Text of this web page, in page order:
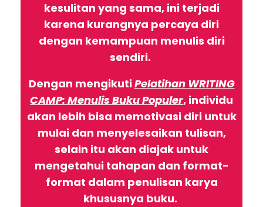
kesulitan yang sama, ini terjadi
karena kurangnya percaya diri
dengan kemampuan menulis diri
sendiri.
Dengan mengikutiPelatihan WRITING
CAMP: Menulis Buku Populer, individu
akan lebih bisa memotivasi diri untuk
mulai dan menyelesaikan tulisan,
selain itu akan diajak untuk
mengetahui tahapan dan format-
format dalam penulisan karya
khususnya buku.